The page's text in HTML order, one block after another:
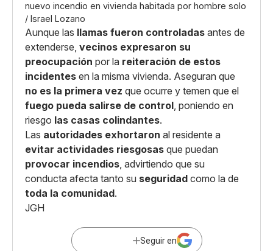
nuevo incendio en vivienda habitada por hombre solo
/ Israel Lozano
Aunque las llamas fueron controladas antes de
extenderse, vecinos expresaron su
preocupación por la reiteración de estos
incidentes en la misma vivienda. Aseguran que
no es la primera vez que ocurre y temen que el
fuego pueda salirse de control, poniendo en
riesgo las casas colindantes.
Las autoridades exhortaron al residente a
evitar actividades riesgosas que puedan
provocar incendios, advirtiendo que su
conducta afecta tanto su seguridad como la de
toda la comunidad.
JGH
Seguir en